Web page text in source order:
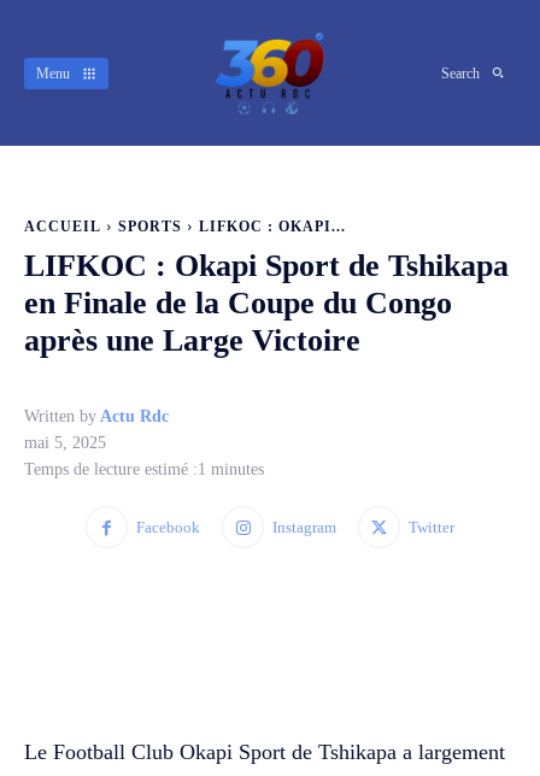
Menu Search
ACCUEIL SPORTS LIFKOC : OKAPI...
LIFKOC : Okapi Sport de Tshikapa
en Finale de la Coupe du Congo
après une Large Victoire
Written by Actu Rdc
mai 5, 2025
Temps de lecture estimé :1 minutes
Facebook Instagram Twitter
Le Football Club Okapi Sport de Tshikapa a largement